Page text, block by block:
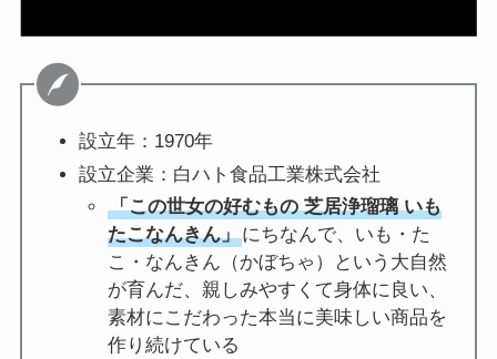
設立年：1970年
設立企業：白ハト食品工業株式会社
「この世女の好むもの 芝居浄瑠璃 いも
たこなんきん」にちなんで、いも・た
こ・なんきん（かぼちゃ）という大自然
が育んだ、親しみやすくて身体に良い、
素材にこだわった本当に美味しい商品を
作り続けている